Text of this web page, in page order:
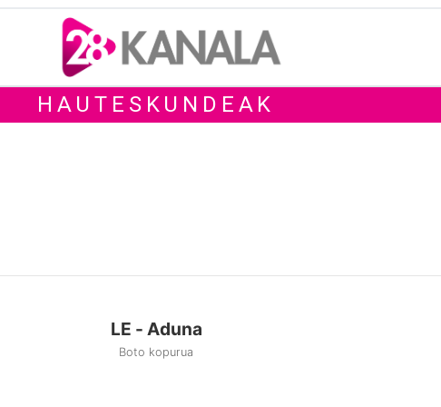
HAUTESKUNDEAK
LE - Aduna
Boto kopurua